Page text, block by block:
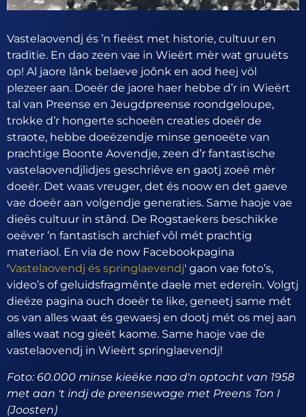
Vastelaovendj és ’n fieëst met historie, cultuur en
traditie. En dao zeen vae in Wieërt mèr wat gruuëts
op! Al jaore lânk belaeve joônk en aod heej völ
plezeer aan. Doeër de jaore haer hebbe d’r in Wieërt
tal van Preense en Jeugdpreense roondgeloupe,
trokke d’r hongerte schoeën creaties doeër de
straote, hebbe doeëzendje minse genoeëte van
prachtige Boonte Aovendje, zeen d’r fantastische
vastelaovendjlidjes geschriêve en gaotj zoeë mèr
doeër. Det waas vreuger, det és noow en det gaeve
vae doeër aan volgendje generaties. Same haoje vae
dieës cultuur in stând. De Rogstaekers beschikke
oeëver ’n fantastisch archief vôl mét prachtig
materiaol. En via de now Facebookpagina
'Vastelaovendj és springlaevendj' gaon vae foto’s,
video’s of geluidsfragmênte daele met edereîn. Volgtj
dieëze pagina ouch doeër te like, geneetj same mét
os van alles waat és gewaesj en dootj mét os mej aan
alles waat nog gieët kaome. Same haoje vae de
vastelaovendj in Wieërt springlaevendj!
Foto: 60.000 minse kieëke nao d'n optocht van 1958
met aan 't indj de preensewage met Preens Ton I
(Joosten)